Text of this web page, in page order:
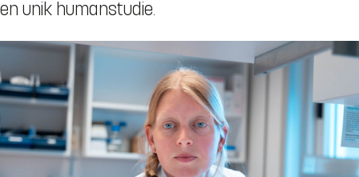
en unik humanstudie.